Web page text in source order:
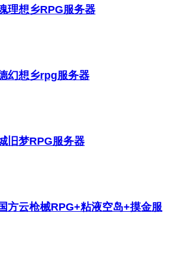
理想乡RPG服务器
幻想乡rpg服务器
旧梦RPG服务器
方云枪械RPG+粘液空岛+摸金服